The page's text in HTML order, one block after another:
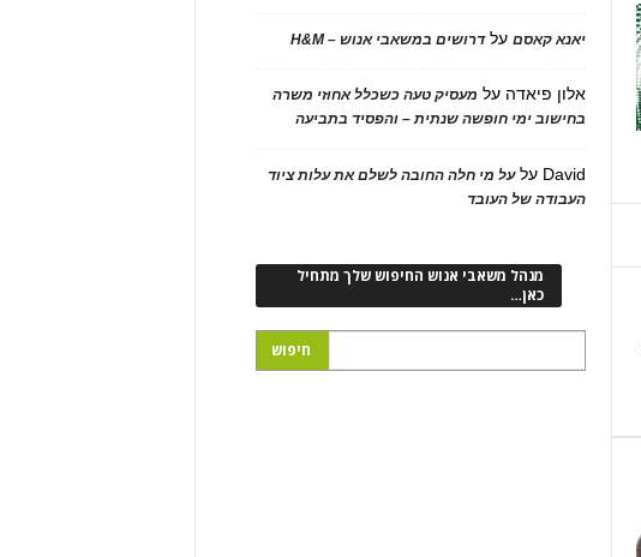
יאנא קאסםעלדרושים במשאבי אנוש – H&M
אלון פיאדה על מעסיק טעה כשכלל אחוזי משרה
בחישוב ימי חופשה שנתית – והפסיד בתביעה
David עלעל מי חלה החובה לשלם את עלות ציוד
העבודה של העובד
מנהל משאבי אנוש החיפוש שלך מתחיל
כאן…